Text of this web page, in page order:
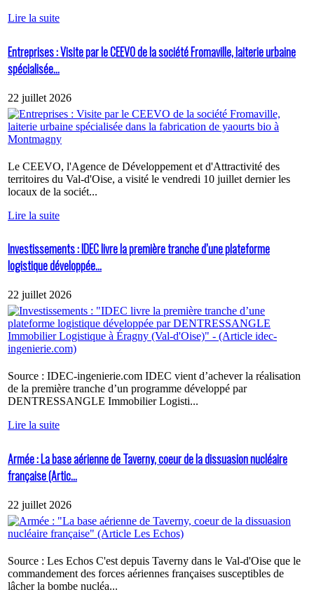
Lire la suite
Entreprises : Visite par le CEEVO de la société Fromaville, laiterie urbaine
spécialisée...
22 juillet 2026
Le CEEVO, l'Agence de Développement et d'Attractivité des
territoires du Val-d'Oise, a visité le vendredi 10 juillet dernier les
locaux de la sociét...
Lire la suite
Investissements : IDEC livre la première tranche d’une plateforme
logistique développée...
22 juillet 2026
Source : IDEC-ingenierie.com IDEC vient d’achever la réalisation
de la première tranche d’un programme développé par
DENTRESSANGLE Immobilier Logisti...
Lire la suite
Armée : La base aérienne de Taverny, coeur de la dissuasion nucléaire
française (Artic...
22 juillet 2026
Source : Les Echos C'est depuis Taverny dans le Val-d'Oise que le
commandement des forces aériennes françaises susceptibles de
lâcher la bombe nucléa...